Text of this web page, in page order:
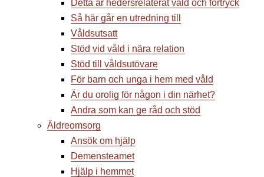
Detta är hedersrelaterat våld och förtryck
Så här går en utredning till
Våldsutsatt
Stöd vid våld i nära relation
Stöd till våldsutövare
För barn och unga i hem med våld
Är du orolig för någon i din närhet?
Andra som kan ge råd och stöd
Äldreomsorg
Ansök om hjälp
Demensteamet
Hjälp i hemmet